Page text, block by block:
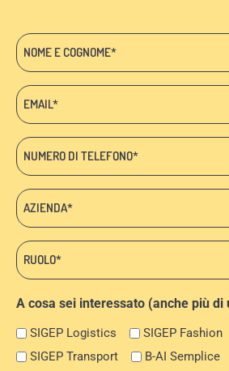
Nome
e
cognome
Email:
*
Telefono
*
Azienda:
*
Ruolo:
*
A cosa sei interessato (anche più di
SIGEP Logistics
SIGEP Fashion
SIGEP Transport
B-AI Semplice